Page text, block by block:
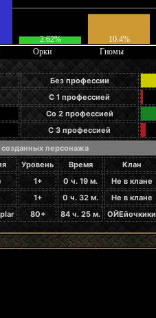
Без профессии
С 1 профессией
Со 2 профессией
С 3 профессией
персонажа
Уровень Время
Клан
1+ 0 ч. 19 м.
Не в клане
1+ 0 ч. 32 м.
Не в клане
80+ 84 ч. 25 м. ОЙЕйочкики